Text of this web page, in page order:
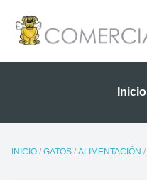
contenido
Inicio
INICIO / GATOS / ALIMENTACIÓN /